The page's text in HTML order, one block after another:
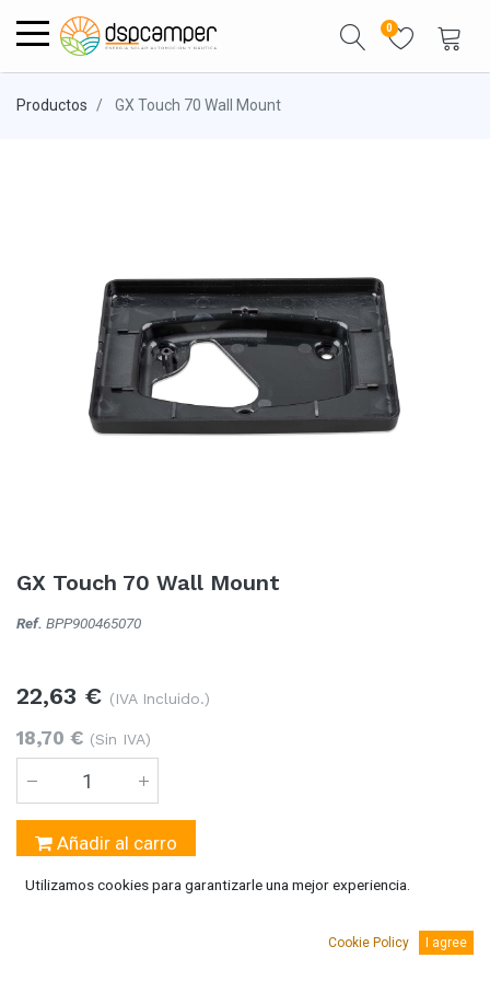
0
Productos GX Touch 70 Wall Mount
GX Touch 70 Wall Mount
Ref. BPP900465070
22,63 € (IVA Incluido.)
18,70 € (Sin IVA)
Añadir al carro
Temporalmente sin existencias
Se puede solicitar bajo pedido 5-10 días laborables
Utilizamos cookies para garantizarle una mejor experiencia.
Cookie Policy I agree